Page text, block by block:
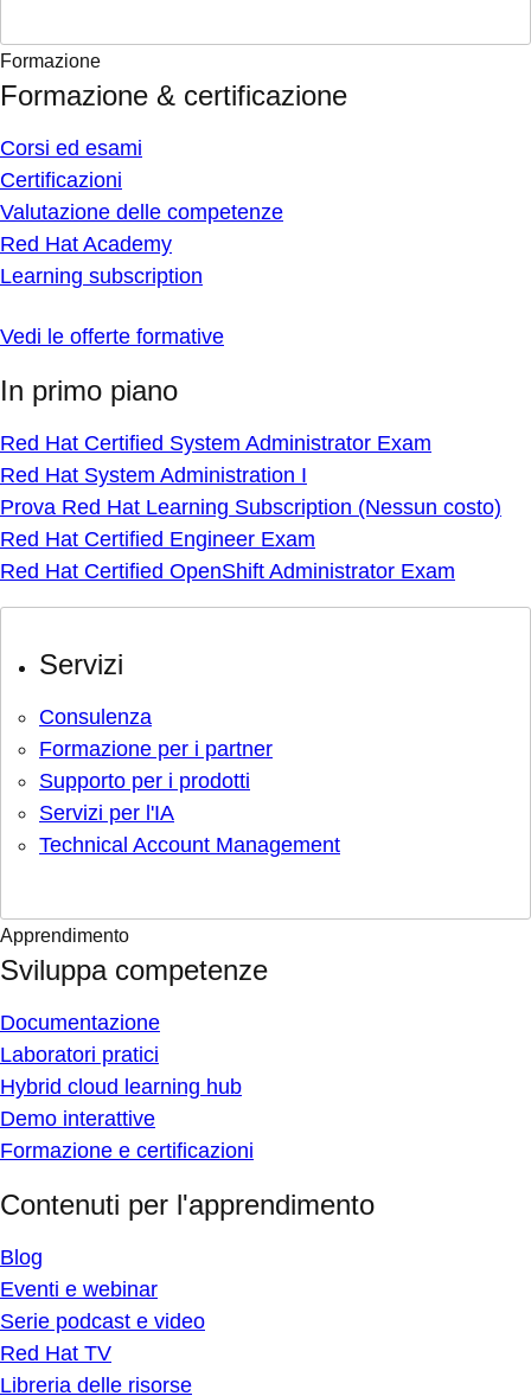
Formazione
Formazione & certificazione
Corsi ed esami
Certificazioni
Valutazione delle competenze
Red Hat Academy
Learning subscription
Vedi le offerte formative
In primo piano
Red Hat Certified System Administrator Exam
Red Hat System Administration I
Prova Red Hat Learning Subscription (Nessun costo)
Red Hat Certified Engineer Exam
Red Hat Certified OpenShift Administrator Exam
Servizi
Consulenza
Formazione per i partner
Supporto per i prodotti
Servizi per l'IA
Technical Account Management
Apprendimento
Sviluppa competenze
Documentazione
Laboratori pratici
Hybrid cloud learning hub
Demo interattive
Formazione e certificazioni
Contenuti per l'apprendimento
Blog
Eventi e webinar
Serie podcast e video
Red Hat TV
Libreria delle risorse